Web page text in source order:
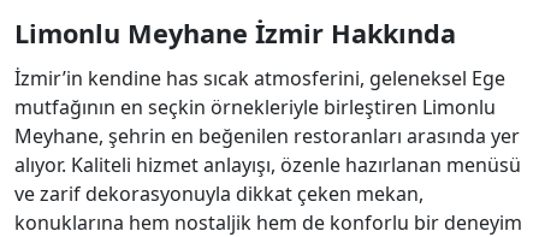
Limonlu Meyhane İzmir Hakkında
İzmir’in kendine has sıcak atmosferini, geleneksel Ege
mutfağının en seçkin örnekleriyle birleştiren Limonlu
Meyhane, şehrin en beğenilen restoranları arasında yer
alıyor. Kaliteli hizmet anlayışı, özenle hazırlanan menüsü
ve zarif dekorasyonuyla dikkat çeken mekan,
konuklarına hem nostaljik hem de konforlu bir deneyim